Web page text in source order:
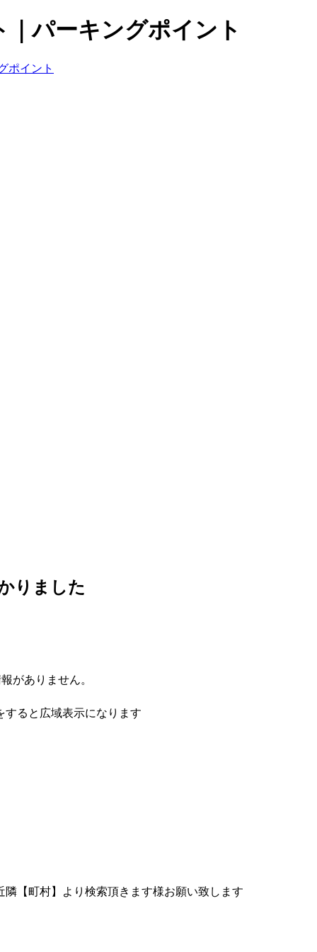
パーキングポイント
ポイント
りました
がありません。
ると広域表示になります
【町村】より検索頂きます様お願い致します